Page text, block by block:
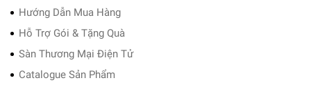
Hướng Dẫn Mua Hàng
Hỗ Trợ Gói & Tặng Quà
Sàn Thương Mại Điện Tử
Catalogue Sản Phẩm